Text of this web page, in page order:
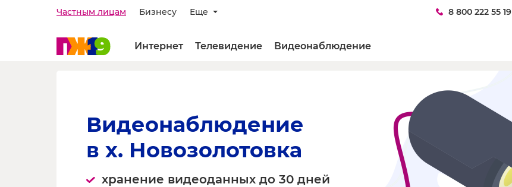
Частным лицам Бизнесу Еще 8 800 222 55 19
Интернет Телевидение Видеонаблюдение
Видеонаблюдение
в х. Новозолотовка
хранение видеоданных до 30 дней